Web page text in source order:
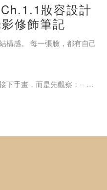
就會變乾淨、變明亮？這就
光打亮它不是要你「畫濃
吸感。 🪞澎澎秘光小臉
妝容設計
修飾筆記
構感。 每一張臉，都有自己
下手畫，而是先觀察：-- 光
光影」開始，而不是「套